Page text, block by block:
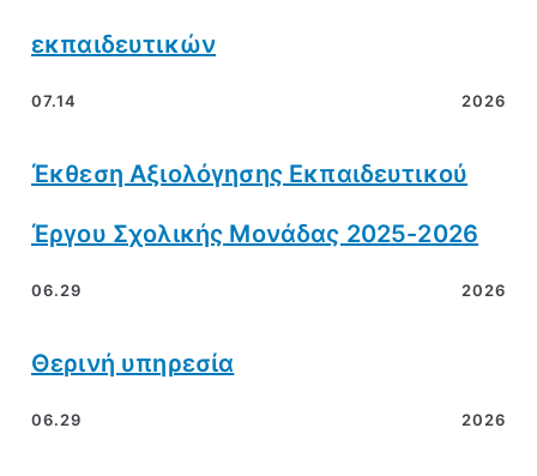
εκπαιδευτικών
07.14 2026
Έκθεση Αξιολόγησης Εκπαιδευτικού
Έργου Σχολικής Μονάδας 2025-2026
06.29 2026
Θερινή υπηρεσία
06.29 2026